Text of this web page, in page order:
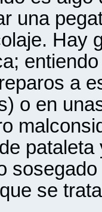
una
Hay
a
o en
se